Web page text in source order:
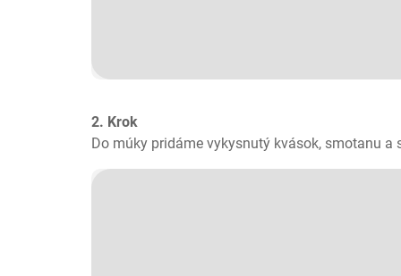
2. Krok
Do múky pridáme vykysnutý kvások, smotanu a